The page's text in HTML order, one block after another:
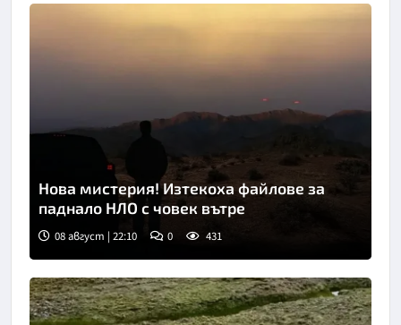
Нова мистерия! Изтекоха файлове за
паднало НЛО с човек вътре
08 август | 22:10 0 431